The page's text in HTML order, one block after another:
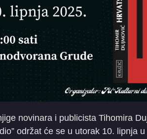
novinara i publicista Tihomira
održat će se u utorak 10. lipnja